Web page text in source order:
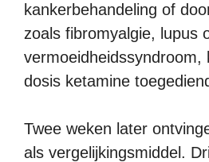
kankerbehandeling of
zoals fibromyalgie, lupus
vermoeidheidssyndroom,
dosis ketamine
Twee weken later
als vergelijkingsmiddel.